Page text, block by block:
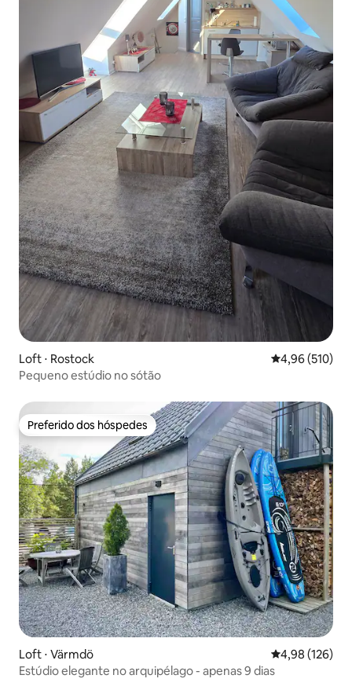
Loft ⋅ Rostock 4,96 de uma
4,96 (510)
Pequeno estúdio no sótão
Preferido dos hóspedes
Preferido dos hóspedes
Loft ⋅ Värmdö 4,98 de uma
4,98 (126)
Estúdio elegante no arquipélago - apenas 9 dias